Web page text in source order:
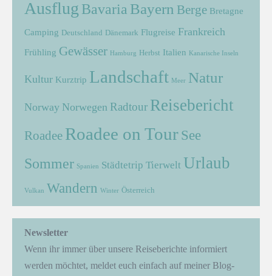
Ausflug Bavaria Bayern Berge Bretagne
Camping Deutschland Dänemark Flugreise Frankreich
Frühling Gewässer Hamburg Herbst Italien Kanarische Inseln
Kultur Kurztrip Landschaft Meer Natur
Norway Norwegen Radtour Reisebericht
Roadee Roadee on Tour See
Sommer Spanien Städtetrip Tierwelt Urlaub
Vulkan Wandern Winter Österreich
Newsletter
Wenn ihr immer über unsere Reiseberichte informiert
werden möchtet, meldet euch einfach auf meiner Blog-